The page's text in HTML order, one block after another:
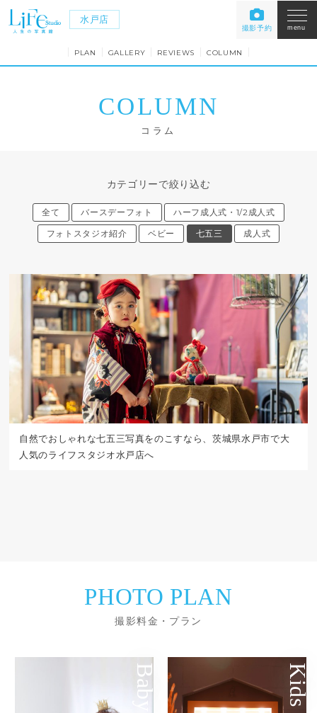
水戸店
撮影予約 menu
PLAN GALLERY REVIEWS COLUMN
COLUMN
コラム
カテゴリーで絞り込む
全て バースデーフォト
ハーフ成人式・1/2成人式
フォトスタジオ紹介
ベビー 七五三 成人式
自然でおしゃれな七五三写真をのこすなら、茨城県水戸市で大
人気のライフスタジオ水戸店へ
PHOTO PLAN
撮影料金・プラン
Baby Kids